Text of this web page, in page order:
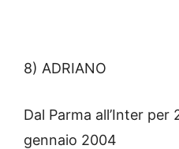
8) ADRIANO
Dal Parma all’Inter
gennaio 2004